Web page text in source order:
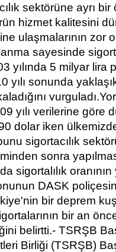
sektörüne ayrı
hizmet kalitesini
ulaşmalarının zor
sayesinde
yılında 5 milyar lira
yılı sonunda
yılı verilerine göre
dolar iken
sigortacılık
sonra
sigortalılık
DASK
bir deprem
bir an önce
belirtti.- TSRŞB
Birliği (TSRŞB)